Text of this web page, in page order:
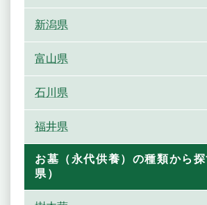
新潟県
富山県
石川県
福井県
お墓（永代供養）の種類から
県）